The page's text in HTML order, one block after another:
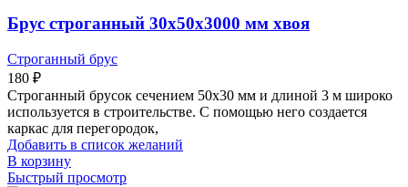
Брус строганный 30х50х3000 мм хвоя
Строганный брус
180 ₽
Строганный брусок сечением 50х30 мм и длиной 3 м широко
используется в строительстве. С помощью него создается
каркас для перегородок,
Добавить в список желаний
В корзину
Быстрый просмотр